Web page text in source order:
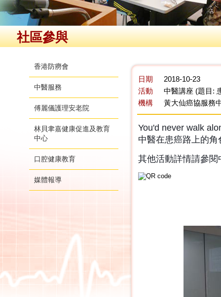
社區參與
香港防癆會
中醫服務
傅麗儀護理安老院
林貝聿嘉健康促進及教育
中心
口腔健康教育
媒體報導
日期
2018-10-23
活動
中醫講座 (題目:
機構
黃大仙癌協服務
You'd never walk
中醫在患癌路上的角
其他活動詳情請參